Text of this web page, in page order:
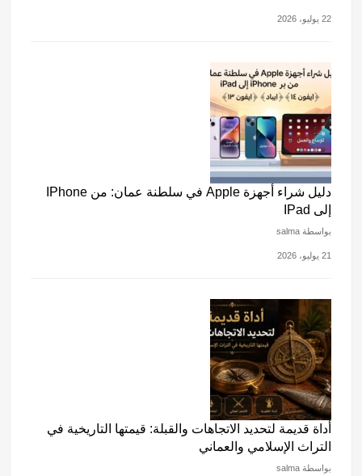
22 يوليو، 2026
دليل شراء أجهزة Apple في سلطنة عمان: من IPhone
إلى IPad
بواسطة salma
21 يوليو، 2026
أداة قديمة لتحديد الاتجاهات والقبلة: قيمتها التاريخية في
التراث الإسلامي والعماني
بواسطة salma